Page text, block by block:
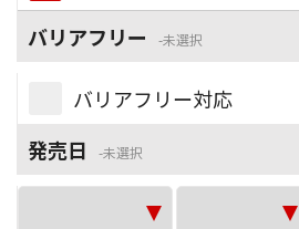
バリアフリー
未選択
バリアフリー対応
発売日
未選択